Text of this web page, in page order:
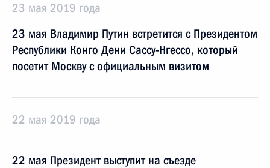
23 мая 2019 года
23 мая Владимир Путин встретится с Президентом
Республики Конго Дени Сассу-Нгессо, который
посетит Москву с официальным визитом
22 мая 2019 года
22 мая Президент выступит на съезде